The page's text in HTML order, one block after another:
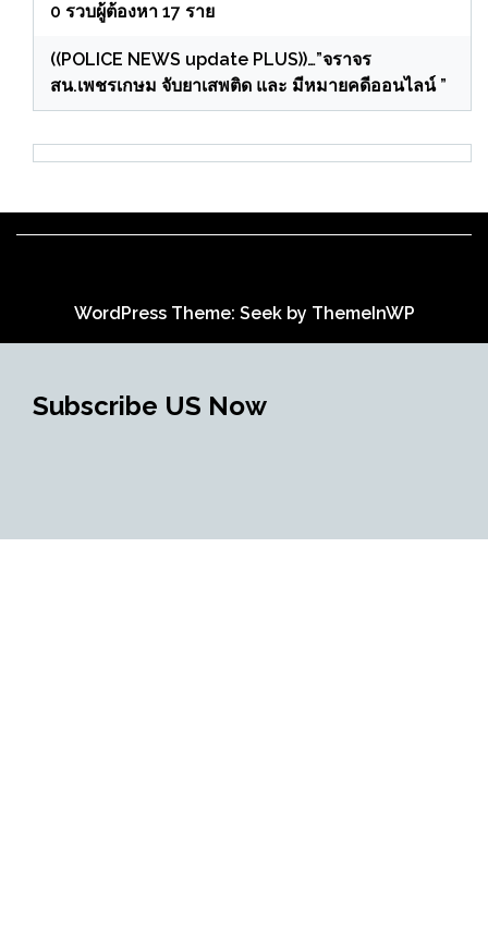
0 รวบผู้ต้องหา 17 ราย
((POLICE NEWS update PLUS))…”จราจร
สน.เพชรเกษม จับยาเสพติด และ มีหมายคดีออนไลน์ ”
WordPress Theme: Seek by ThemeInWP
Subscribe US Now